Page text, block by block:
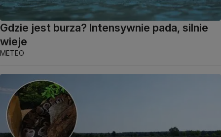
Gdzie jest burza? Intensywnie pada, silnie
wieje
METEO